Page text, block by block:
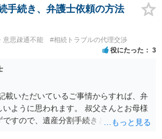
でできるのであれば，貴殿と会長との合
しています。
手続き、弁護士依頼の方法
意思疎通不能 #相続トラブルの代理交渉
役にたった 3
載いただいているご事情からすれば、弁
ように思われます。 叔父さんとお母様
すので、遺産分割手続きという形でお